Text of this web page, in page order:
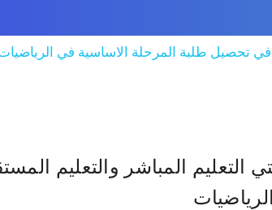
في تحصيل طلبة المرحلة الاساسية في
التعليم المباشر والتعليم